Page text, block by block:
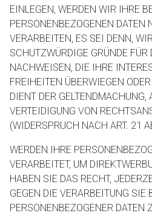
EINLEGEN, WERDEN WIR IHRE
PERSONENBEZOGENEN DATEN
VERARBEITEN, ES SEI DENN,
SCHUTZWÜRDIGE GRÜNDE FÜR
NACHWEISEN, DIE IHRE
FREIHEITEN ÜBERWIEGEN
DIENT DER GELTENDMACHUNG,
VERTEIDIGUNG VON
(WIDERSPRUCH NACH ART. 21
WERDEN IHRE
VERARBEITET, UM
HABEN SIE DAS RECHT,
GEGEN DIE VERARBEITUNG SIE
PERSONENBEZOGENER DATEN